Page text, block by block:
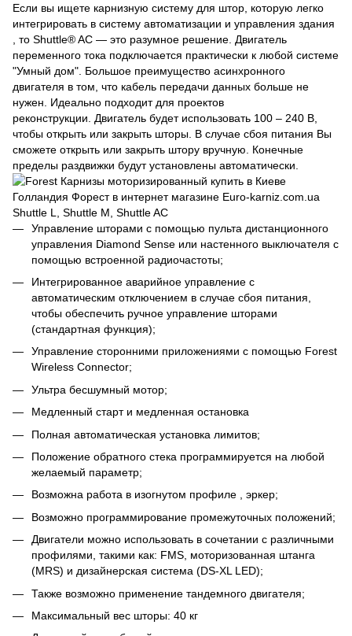
Если вы ищете карнизную систему для штор, которую легко
интегрировать в систему автоматизации и управления здания
, то Shuttle® AC — это разумное решение. Двигатель
переменного тока подключается практически к любой системе
"Умный дом". Большое преимущество асинхронного
двигателя в том, что кабель передачи данных больше не
нужен. Идеально подходит для проектов
реконструкции. Двигатель будет использовать 100 – 240 В,
чтобы открыть или закрыть шторы. В случае сбоя питания Вы
сможете открыть или закрыть штору вручную. Конечные
пределы раздвижки будут установлены автоматически.
Управление шторами с помощью пульта дистанционного
управления Diamond Sense или настенного выключателя с
помощью встроенной радиочастоты;
Интегрированное аварийное управление с
автоматическим отключением в случае сбоя питания,
чтобы обеспечить ручное управление шторами
(стандартная функция);
Управление сторонними приложениями с помощью Forest
Wireless Connector;
Ультра бесшумный мотор;
Медленный старт и медленная остановка
Полная автоматическая установка лимитов;
Положение обратного стека программируется на любой
желаемый параметр;
Возможна работа в изогнутом профиле , эркер;
Возможно программирование промежуточных положений;
Двигатели можно использовать в сочетании с различными
профилями, такими как: FMS, моторизованная штанга
(MRS) и дизайнерская система (DS-XL LED);
Также возможно применение тандемного двигателя;
Максимальный вес шторы: 40 кг